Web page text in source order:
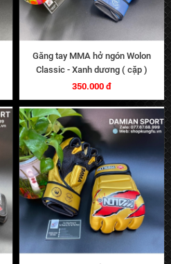
Găng tay MMA hở ngón Wolon
Classic - Xanh dương ( cặp )
350.000 đ